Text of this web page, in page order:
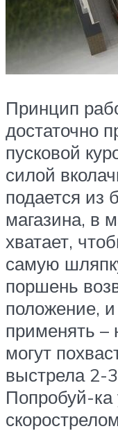
Принцип
достаточно
пусковой
силой
подается из
магазина, в
хватает,
самую
поршень
положение,
применять –
могут
выстрела 2-3
Попробуй-ка